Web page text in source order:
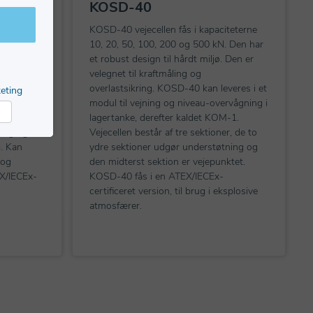
i
en
den
i
Kan
IECEx-
KOSD-40
KOSD-40 vejecellen fås i kapaciteterne
10, 20, 50, 100, 200 og 500 kN. Den har
et robust design til hårdt miljø. Den er
velegnet til kraftmåling og
overlastsikring. KOSD-40 kan leveres i et
modul til vejning og niveau-overvågning i
lagertanke, derefter kaldet KOM-1.
Vejecellen består af tre sektioner, de to
ydre sektioner udgør understøtning og
den midterst sektion er vejepunktet.
KOSD-40 fås i en ATEX/IECEx-
certificeret version, til brug i eksplosive
atmosfærer.